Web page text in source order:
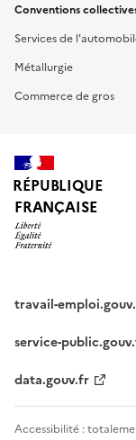
Conventions
Services de
Métallurgie
Commerce de gros
RÉPUBLIQUE
FRANÇAISE
travail-
service-
data.gouv.fr
Accessibilité :